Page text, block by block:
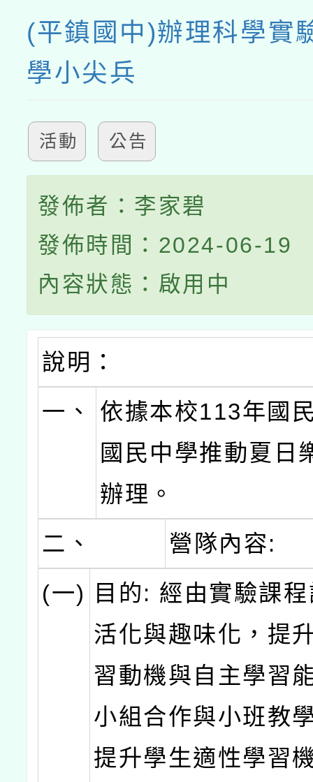
(平鎮國中)辦理科學實
學小尖兵
活動 公告
發佈者：李家碧
發佈時間：2024-06-19
內容狀態：啟用中
說明：
一、
依據本校113年國
國民中學推動夏日
辦理。
二、
營隊內容:
(一)
目的: 經由實驗課
活化與趣味化，提
習動機與自主學習
小組合作與小班教
提升學生適性學習